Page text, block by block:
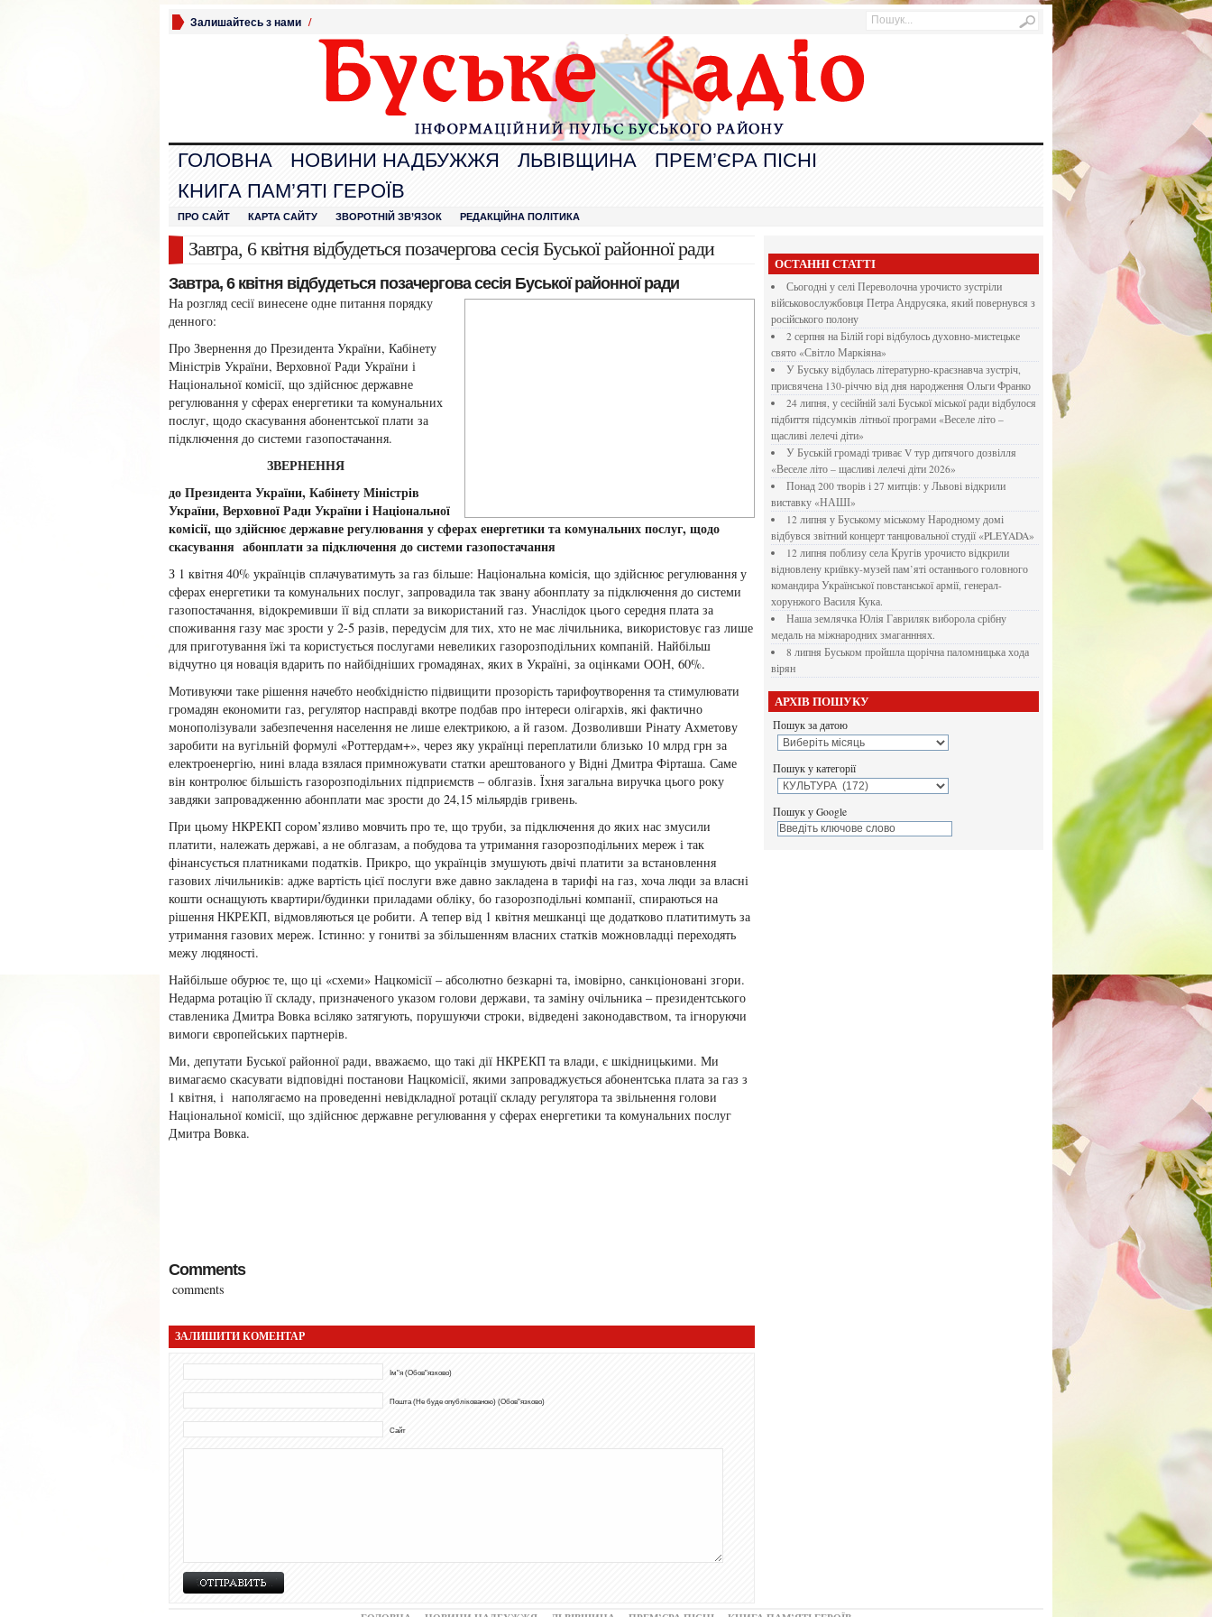
Залишайтесь з нами /
ГОЛОВНА НОВИНИ НАДБУЖЖЯ ЛЬВІВЩИНА
ПРЕМ’ЄРА ПІСНІ
КНИГА ПАМ’ЯТІ ГЕРОЇВ
ПРО САЙТ КАРТА САЙТУ ЗВОРОТНІЙ ЗВ’ЯЗОК РЕДАКЦІЙНА ПОЛІТИКА
Завтра, 6 квітня відбудеться позачергова сесія Буської районної ради
Завтра, 6 квітня відбудеться позачергова сесія Буської районної ради
На розгляд сесії винесене одне питання порядку
денного:
Про Звернення до Президента України, Кабінету
Міністрів України, Верховної Ради України і
Національної комісії, що здійснює державне
регулювання у сферах енергетики та комунальних
послуг, щодо скасування абонентської плати за
підключення до системи газопостачання.
ЗВЕРНЕННЯ
до Президента України, Кабінету Міністрів
України, Верховної Ради України і Національної
комісії, що здійснює державне регулювання у сферах енергетики та комунальних послуг, щодо
скасування абонплати за підключення до системи газопостачання
З 1 квітня 40% українців сплачуватимуть за газ більше: Національна комісія, що здійснює регулювання у
сферах енергетики та комунальних послуг, запровадила так звану абонплату за підключення до системи
газопостачання, відокремивши її від сплати за використаний газ. Унаслідок цього середня плата за
споживання газу має зрости у 2-5 разів, передусім для тих, хто не має лічильника, використовує газ лише
для приготування їжі та користується послугами невеликих газорозподільних компаній. Найбільш
відчутно ця новація вдарить по найбідніших громадянах, яких в Україні, за оцінками ООН, 60%.
Мотивуючи таке рішення начебто необхідністю підвищити прозорість тарифоутворення та стимулювати
громадян економити газ, регулятор насправді вкотре подбав про інтереси олігархів, які фактично
монополізували забезпечення населення не лише електрикою, а й газом. Дозволивши Рінату Ахметову
заробити на вугільній формулі «Роттердам+», через яку українці переплатили близько 10 млрд грн за
електроенергію, нині влада взялася примножувати статки арештованого у Відні Дмитра Фірташа. Саме
він контролює більшість газорозподільних підприємств – облгазів. Їхня загальна виручка цього року
завдяки запровадженню абонплати має зрости до 24,15 мільярдів гривень.
При цьому НКРЕКП сором’язливо мовчить про те, що труби, за підключення до яких нас змусили
платити, належать державі, а не облгазам, а побудова та утримання газорозподільних мереж і так
фінансується платниками податків. Прикро, що українців змушують двічі платити за встановлення
газових лічильників: адже вартість цієї послуги вже давно закладена в тарифі на газ, хоча люди за власні
кошти оснащують квартири/будинки приладами обліку, бо газорозподільні компанії, спираються на
рішення НКРЕКП, відмовляються це робити. А тепер від 1 квітня мешканці ще додатково платитимуть за
утримання газових мереж. Істинно: у гонитві за збільшенням власних статків можновладці переходять
межу людяності.
Найбільше обурює те, що ці «схеми» Нацкомісії – абсолютно безкарні та, імовірно, санкціоновані згори.
Недарма ротацію її складу, призначеного указом голови держави, та заміну очільника – президентського
ставленика Дмитра Вовка всіляко затягують, порушуючи строки, відведені законодавством, та ігноруючи
вимоги європейських партнерів.
Ми, депутати Буської районної ради, вважаємо, що такі дії НКРЕКП та влади, є шкідницькими. Ми
вимагаємо скасувати відповідні постанови Нацкомісії, якими запроваджується абонентська плата за газ з
1 квітня, і наполягаємо на проведенні невідкладної ротації складу регулятора та звільнення голови
Національної комісії, що здійснює державне регулювання у сферах енергетики та комунальних послуг
Дмитра Вовка.
Comments
comments
ЗАЛИШИТИ КОМЕНТАР
Ім"я (Обов"язково)
Пошта (Не буде опублікованою) (Обов"язково)
Сайт
ОСТАННІ СТАТТІ
Сьогодні у селі Переволочна урочисто зустріли
військовослужбовця Петра Андрусяка, який повернувся з
російського полону
2 серпня на Білій горі відбулось духовно-мистецьке
свято «Світло Маркіяна»
У Буську відбулась літературно-краєзнавча зустріч,
присвячена 130-річчю від дня народження Ольги Франко
24 липня, у сесійній залі Буської міської ради відбулося
підбиття підсумків літньої програми «Веселе літо –
щасливі лелечі діти»
У Буській громаді триває V тур дитячого дозвілля
«Веселе літо – щасливі лелечі діти 2026»
Понад 200 творів і 27 митців: у Львові відкрили
виставку «НАШІ»
12 липня у Буському міському Народному домі
відбувся звітний концерт танцювальної студії «PLEYADA»
12 липня поблизу села Кругів урочисто відкрили
відновлену криївку-музей пам’яті останнього головного
командира Української повстанської армії, генерал-
хорунжого Василя Кука.
Наша землячка Юлія Гавриляк виборола срібну
медаль на міжнародних змаганннях.
8 липня Буськом пройшла щорічна паломницька хода
вірян
АРХІВ ПОШУКУ
Пошук за датою
Пошук у категорії
Пошук у Google